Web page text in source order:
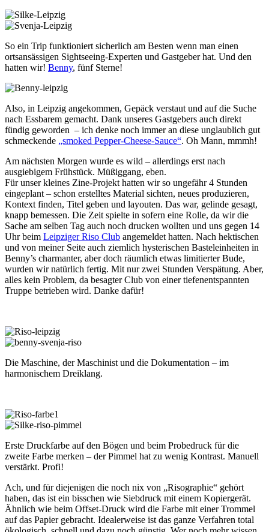
So ein Trip funktioniert sicherlich am Besten wenn man einen
ortsansässigen Sightseeing-Experten und Gastgeber hat. Und den
hatten wir! Benny, fünf Sterne!
Also, in Leipzig angekommen, Gepäck verstaut und auf die Suche
nach Essbarem gemacht. Dank unseres Gastgebers auch direkt
fündig geworden – ich denke noch immer an diese unglaublich gut
schmeckende „smoked Pepper-Cheese-Sauce“. Oh Mann, mmmh!
Am nächsten Morgen wurde es wild – allerdings erst nach
ausgiebigem Frühstück. Müßiggang, eben.
Für unser kleines Zine-Projekt hatten wir so ungefähr 4 Stunden
eingeplant – schon erstelltes Material sichten, neues produzieren,
Kontext finden, Titel geben und layouten. Das war, gelinde gesagt,
knapp bemessen. Die Zeit spielte in sofern eine Rolle, da wir die
Sache am selben Tag auch noch drucken wollten und uns gegen 14
Uhr beim Leipziger Riso Club angemeldet hatten. Nach hektischen
und von meiner Seite auch ziemlich hysterischen Basteleinheiten in
Benny’s charmanter, aber doch räumlich etwas limitierter Bude,
wurden wir natürlich fertig. Mit nur zwei Stunden Verspätung. Aber,
alles kein Problem, da besagter Club von einer tiefenentspannten
Truppe betrieben wird. Danke dafür!
Die Maschine, der Maschinist und die Dokumentation – im
harmonischem Dreiklang.
Erste Druckfarbe auf den Bögen und beim Probedruck für die
zweite Farbe merken – der Pimmel hat zu wenig Kontrast. Manuell
verstärkt. Profi!
Ach, und für diejenigen die noch nix von „Risographie“ gehört
haben, das ist ein bisschen wie Siebdruck mit einem Kopiergerät.
Ähnlich wie beim Offset-Druck wird die Farbe mit einer Trommel
auf das Papier gebracht. Idealerweise ist das ganze Verfahren total